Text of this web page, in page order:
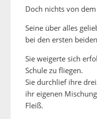
Doch nichts von
Seine über alles
bei den ersten
Sie weigerte sich
Schule zu fliegen.
Sie durchlief ihre
ihr eigenen
Fleiß.